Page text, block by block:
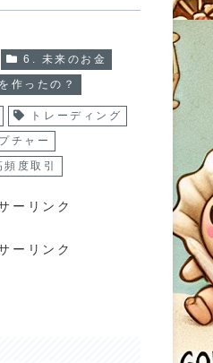
6. 未来のお金
作ったの？
トレーディング
チャー
頻度取引
ーリンク
ーリンク